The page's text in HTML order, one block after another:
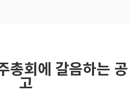
총회에 갈음하는 공
고